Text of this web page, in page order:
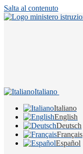
Salta al contenuto
Italiano
Italiano
English
Deutsch
Français
Español